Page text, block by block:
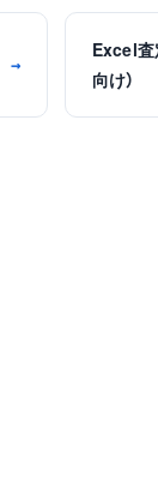
→
Excel査
向け）